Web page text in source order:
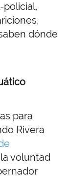
policial,
dónde
para
Rivera
voluntad